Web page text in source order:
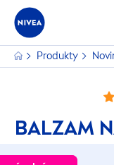
Produkty
BALZAM